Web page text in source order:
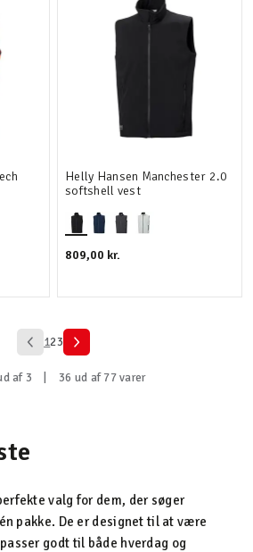
Helly Hansen Manchester 2.0
softshell vest
809,00 kr.
123
af 3 36 ud af 77 varer
valg for dem, der søger
pakke. De er designet til at være
godt til både hverdag og